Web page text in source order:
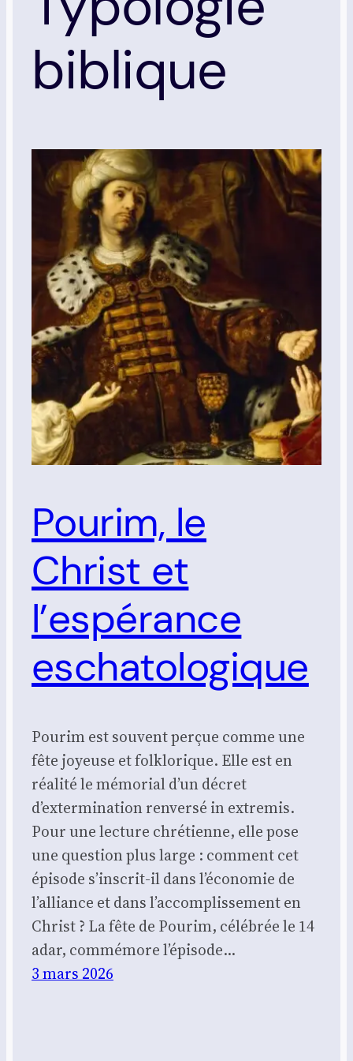
biblique
Pourim, le
Christ et
l’espérance
eschatologique
Pou­rim est sou­vent per­çue comme une
fête joyeuse et folk­lo­rique. Elle est en
réa­li­té le mémo­rial d’un décret
d’extermination ren­ver­sé in extre­mis.
Pour une lec­ture chré­tienne, elle pose
une ques­tion plus large : com­ment cet
épi­sode s’inscrit-il dans l’économie de
l’alliance et dans l’accomplissement en
Christ ? La fête de Pou­rim, célé­brée le 14
adar, com­mé­more l’épisode…
3 mars 2026